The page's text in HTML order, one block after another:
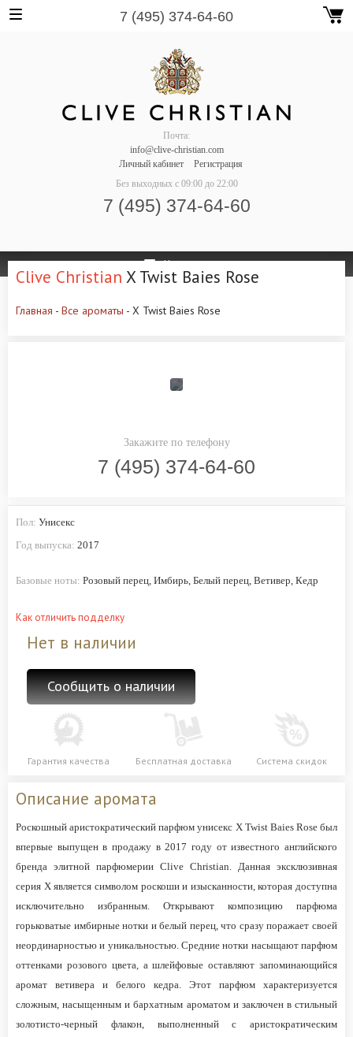
7 (495) 374-64-60
Почта:
info@clive-christian.com
Личный кабинет
Регистрация
Без выходных с 09:00 до 22:00
7 (495) 374-64-60
Навигация
Clive Christian X Twist Baies Rose
Главная - Все ароматы - X Twist Baies Rose
Закажите по телефону
7 (495) 374-64-60
Как отличить подделку
Пол: Унисекс
Год выпуска: 2017
Базовые ноты: Розовый перец, Имбирь, Белый перец, Ветивер, Кедр
Нет в наличии
Сообщить о наличии
Гарантия качества Бесплатная доставка Система скидок
Описание аромата
Роскошный аристократический парфюм унисекс X Twist Baies Rose был
впервые выпущен в продажу в 2017 году от известного английского
бренда элитной парфюмерии Clive Christian. Данная эксклюзивная
серия X является символом роскоши и изысканности, которая доступна
исключительно избранным. Открывают композицию парфюма
горьковатые имбирные нотки и белый перец, что сразу поражает своей
неординарностью и уникальностью. Средние нотки насыщают парфюм
оттенками розового цвета, а шлейфовые оставляют запоминающийся
аромат ветивера и белого кедра. Этот парфюм характеризуется
сложным, насыщенным и бархатным ароматом и заключен в стильный
золотисто-черный флакон, выполненный с аристократическим